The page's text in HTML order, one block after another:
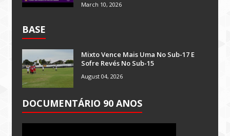
March 10, 2026
BASE
Mixto Vence Mais Uma No Sub-17 E
Sofre Revés No Sub-15
August 04, 2026
DOCUMENTÁRIO 90 ANOS